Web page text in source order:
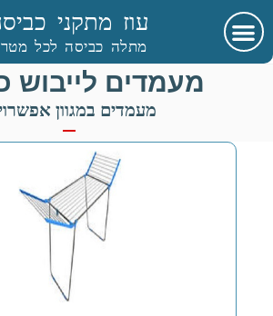
עוז מתקני
מתלה כביסה לכל
מעמדים לייבוש
מעמדים במגוון